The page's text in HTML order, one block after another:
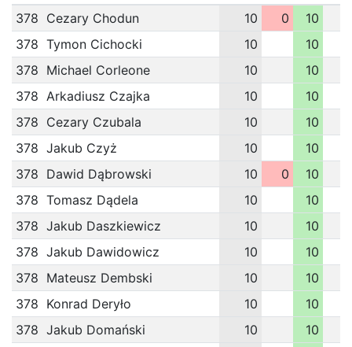
378 Cezary Chodun 10 0
10
378 Tymon Cichocki 10
10
378 Michael Corleone 10
10
378 Arkadiusz Czajka 10
10
378 Cezary Czubala 10
10
378 Jakub Czyż 10
10
378 Dawid Dąbrowski 10 0
10
378 Tomasz Dądela 10
10
378 Jakub Daszkiewicz 10
10
378 Jakub Dawidowicz 10
10
378 Mateusz Dembski 10
10
378 Konrad Deryło 10
10
378 Jakub Domański 10
10